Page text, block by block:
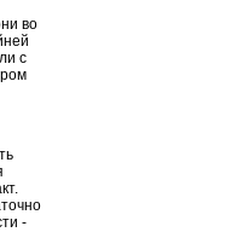
во
с
-